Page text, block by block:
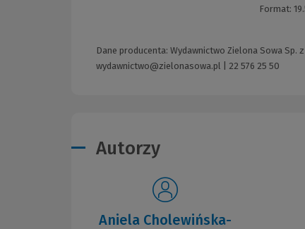
Format:
Dane producenta: Wydawnictwo Zielona Sowa
wydawnictwo@zielonasowa.pl
22 576 25 50
Autorzy
Aniela Cholewińska-